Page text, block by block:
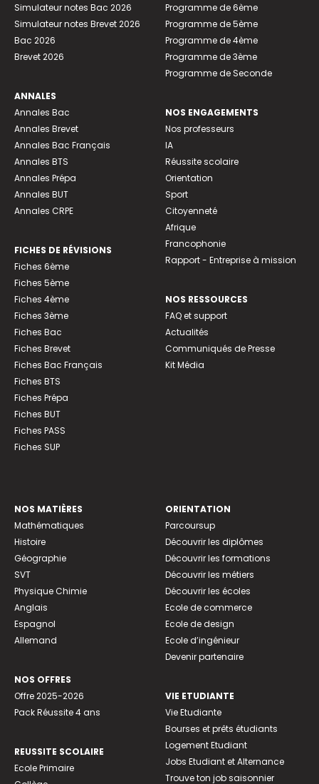
Simulateur notes Bac 2026
Simulateur notes Brevet 2026
Bac 2026
Brevet 2026
ANNALES
Annales Bac
Annales Brevet
Annales Bac Français
Annales BTS
Annales Prépa
Annales BUT
Annales CRPE
FICHES DE RÉVISIONS
Fiches 6ème
Fiches 5ème
Fiches 4ème
Fiches 3ème
Fiches Bac
Fiches Brevet
Fiches Bac Français
Fiches BTS
Fiches Prépa
Fiches BUT
Fiches PASS
Fiches SUP
Programme de 6ème
Programme de 5ème
Programme de 4ème
Programme de 3ème
Programme de Seconde
NOS ENGAGEMENTS
Nos professeurs
IA
Réussite scolaire
Orientation
Sport
Citoyenneté
Afrique
Francophonie
Rapport - Entreprise à mission
NOS RESSOURCES
FAQ et support
Actualités
Communiqués de Presse
Kit Média
NOS MATIÈRES
Mathématiques
Histoire
Géographie
SVT
Physique Chimie
Anglais
Espagnol
Allemand
NOS OFFRES
Offre 2025-2026
Pack Réussite 4 ans
REUSSITE SCOLAIRE
Ecole Primaire
ORIENTATION
Parcoursup
Découvrir les diplômes
Découvrir les formations
Découvrir les métiers
Découvrir les écoles
Ecole de commerce
Ecole de design
Ecole d’ingénieur
Devenir partenaire
VIE ETUDIANTE
Vie Etudiante
Bourses et prêts étudiants
Logement Etudiant
Jobs Etudiant et Alternance
Trouve ton job saisonnier